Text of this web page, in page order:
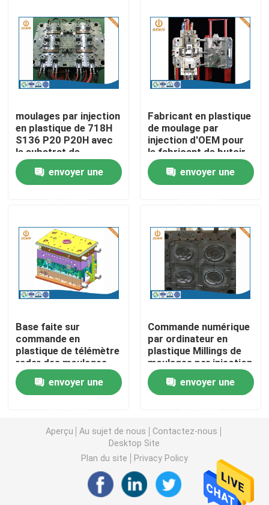
Contrôle de la qualité
Contact
nouvelles
L'aluminium moulage mécanique sous pression
Pièces de usinage de commande numérique par
Pièces de rotation de commande numérique par
Clôtures électroniques faites sur commande
Pièces en plastique faites sur commande d'injection
la lingotière de moulage mécanique sous pression
Les pièces d'auto de moulage mécanique sous
moulages par injection
en plastique de 718H
S136 P20 P20H avec
le substrat de
l'encadrement 2K
envoyer une
Fabricant en plastique
de moulage par
injection d'OEM pour
le fabricant de butoir
de voiture
envoyer une
Base faite sur
commande en
plastique de télémètre
radar des moulages
par injection de haute
précision LKM HASCO
envoyer une
Commande numérique
par ordinateur en
plastique Millings de
moulages par injection
d'ODM d'OEM
rectifiant des
machines d'EDM
envoyer une
Aperçu Au sujet de nous
Contactez-nous
Desktop Site
Plan du site
Privacy Policy